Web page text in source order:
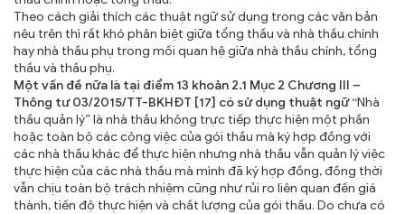
Theo cách giải thích các thuật ngữ sử dụng trong các văn bản
nêu trên thì rất khó phân biệt giữa tổng thầu và nhà thầu chính
hay nhà thầu phụ trong mối quan hệ giữa nhà thầu chính, tổng
thầu và thầu phụ.
Một vấn đề nữa là tại điểm 13 khoản 2.1 Mục 2 Chương III –
Thông tư 03/2015/TT-BKHĐT [17] có sử dụng thuật ngữ “Nhà
thầu quản lý” là nhà thầu không trực tiếp thực hiện một phần
hoặc toàn bộ các công việc của gói thầu mà ký hợp đồng với
các nhà thầu khác để thực hiện nhưng nhà thầu vẫn quản lý việc
thực hiện của các nhà thầu mà mình đã ký hợp đồng, đồng thời
vẫn chịu toàn bộ trách nhiệm cũng như rủi ro liên quan đến giá
thành, tiến độ thực hiện và chất lượng của gói thầu. Do chưa có